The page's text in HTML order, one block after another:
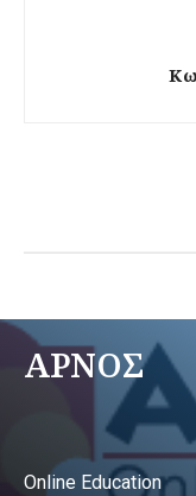
ΑΡΝΟΣ
Online Education